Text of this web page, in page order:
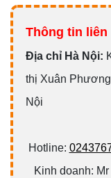
Thông tin liên
Địa chỉ Hà Nội:
thị Xuân
Nội
Hotline:
Kinh doanh: